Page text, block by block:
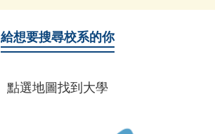
給想要搜尋校系的你
點選地圖找到大學